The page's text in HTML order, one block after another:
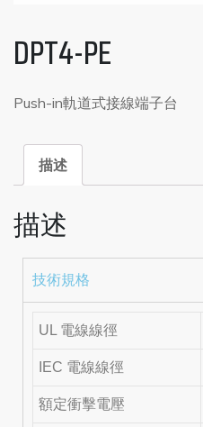
DPT4-PE
Push-in軌道式接線端子台
描述
描述
技術規格
UL 電線線徑
IEC 電線線徑
額定衝擊電壓